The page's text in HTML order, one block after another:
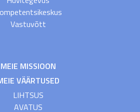
Vastuvõtt
MEIE MISSIOON
VÄÄRTUSED
LIHTSUS
AVATUS